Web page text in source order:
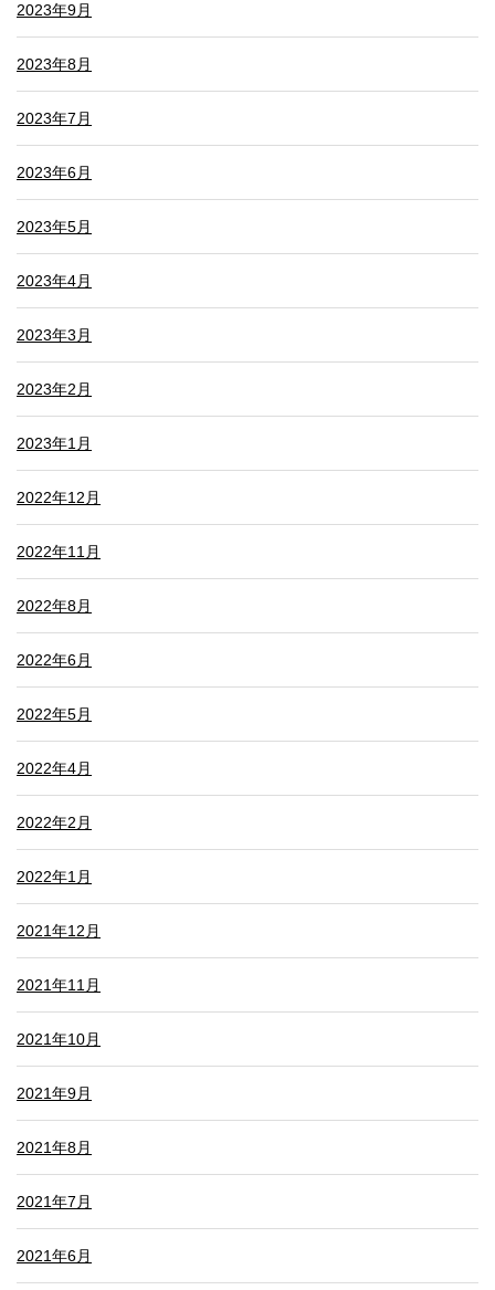
2023年9月
2023年8月
2023年7月
2023年6月
2023年5月
2023年4月
2023年3月
2023年2月
2023年1月
2022年12月
2022年11月
2022年8月
2022年6月
2022年5月
2022年4月
2022年2月
2022年1月
2021年12月
2021年11月
2021年10月
2021年9月
2021年8月
2021年7月
2021年6月